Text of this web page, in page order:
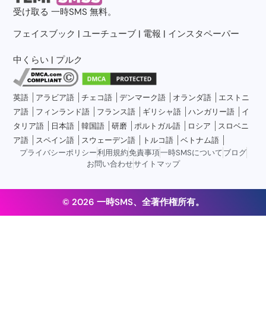
受け取る一時SMS 無料。
フェイスブック |ユーチューブ | 電報 | インスタペーパー
中くらい | プルク
英語 アラビア語 チェコ語 デンマーク語 オランダ語
エストニ
ア語
フィンランド語 フランス語 ギリシャ語 ハンガリー語
イ
タリア語
日本語 韓国語 研磨 ポルトガル語 ロシア
スロベニ
ア語
スペイン語 スウェーデン語 トルコ語
ベトナム語
プライバシーポリシー利用規約免責事項一時SMSについてブログ
お問い合わせサイトマップ
© 2026 一時SMS、全著作権所有。